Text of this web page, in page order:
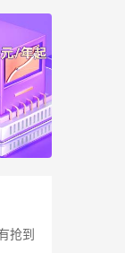
抢到